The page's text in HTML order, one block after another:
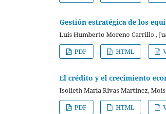
Gestión estratégica de los
Luis Humberto Moreno Carrillo ,
PDF
HTML
El crédito y el crecimiento
Isolieth María Rivas Martínez,
PDF
HTML